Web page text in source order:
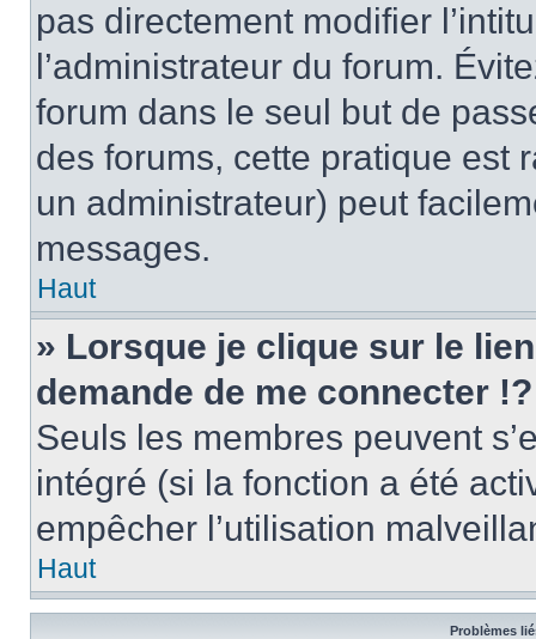
pas directement modifier
l’administrateur du forum.
forum dans le seul but de
des forums, cette pratique est
un administrateur) peut
messages.
Haut
» Lorsque je clique sur le
demande de me connecter !?
Seuls les membres peuvent
intégré (si la fonction a été
empêcher l’utilisation
Haut
Problèmes